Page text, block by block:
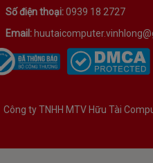
Số điện thoại:0939 18 2727
Email:
Công ty TNHH MTV Hữu Tài